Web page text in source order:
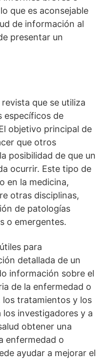
que es aconsejable
de información al
presentar un
que se utiliza
específicos de
objetivo principal de
que otros
posibilidad de que un
ocurrir. Este tipo de
en la medicina,
otras disciplinas,
de patologías
o emergentes.
para
detallada de un
información sobre el
de la enfermedad o
los tratamientos y los
investigadores y a
obtener una
enfermedad o
ayudar a mejorar el